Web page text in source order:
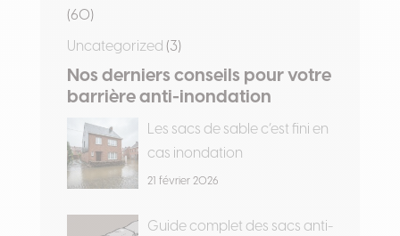
(60)
Uncategorized (3)
Nos derniers conseils pour votre
barrière anti-inondation
Les sacs de sable c’est fini en
cas inondation
21 février 2026
Guide complet des sacs anti-